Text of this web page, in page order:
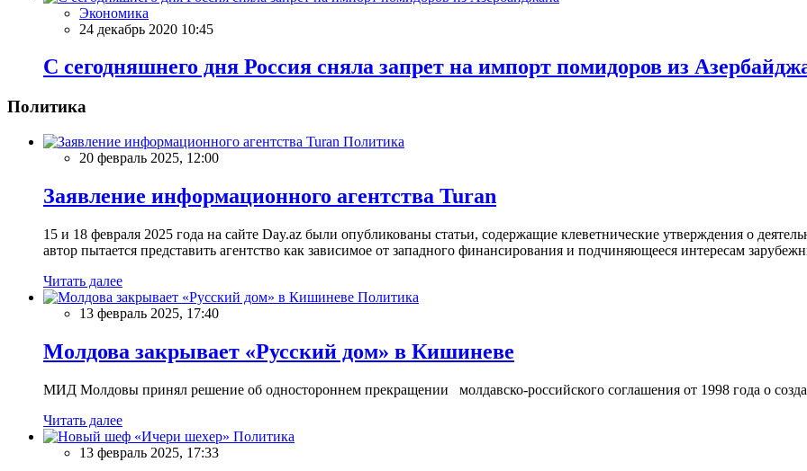
Экономика
24 декабрь 2020 10:45
С сегодняшнего дня Россия сняла запрет на импорт помидоров из
Политика
Политика
20 февраль 2025, 12:00
Заявление информационного агентства Turan
15 и 18 февраля 2025 года на сайте Day.az были опубликованы статьи, содержащие клеветнические утверждения о
автор пытается представить агентство как зависимое от западного финансирования и подчиняющееся интересам
Читать далее
Политика
13 февраль 2025, 17:40
Молдова закрывает «Русский дом» в Кишиневе
МИД Молдовы принял решение об одностороннем прекращении молдавско-российского соглашения от 1998 года о
Читать далее
Политика
13 февраль 2025, 17:33